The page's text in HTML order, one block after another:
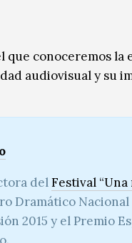
que conoceremos la
audiovisual y su
delFestival
Dramático
2015 y el Premio